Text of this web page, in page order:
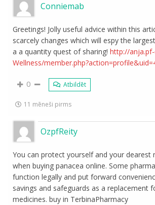
Conniemab
Greetings! Jolly useful advice within this
scarcely changes which will espy the
a a quantity quest of sharing!http://
Wellness/
0 Atbildēt
11 mēneši pirms
OzpfReity
You can protect yourself and your dearest
when buying panacea online. Some
function legally and put forward
savings and safeguards as a replacement
medicines. buy in TerbinaPharmacy